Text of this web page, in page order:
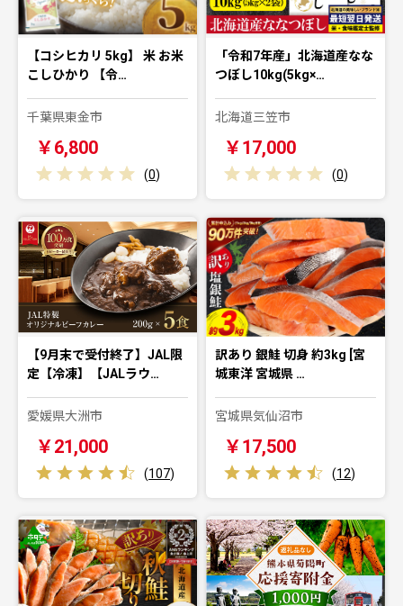
【コシヒカリ 5kg】 米 お米
こしひかり 【令…
千葉県東金市
￥6,800
(0)
「令和7年産」北海道産なな
つぼし10kg(5kg×…
北海道三笠市
￥17,000
(0)
【9月末で受付終了】JAL限
定【冷凍】【JALラウ…
愛媛県大洲市
￥21,000
(107)
訳あり 銀鮭 切身 約3kg [宮
城東洋 宮城県 …
宮城県気仙沼市
￥17,500
(12)